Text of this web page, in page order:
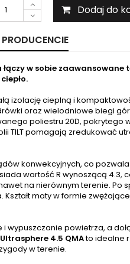
Dodaj do
w sobie zaawansowane
izolację cieplną i
oraz wielodniowe biegi
poliestru 20D, pokrytego
TILT pomagają zredukować
konwekcyjnych, co
wartość R wynoszącą 4.3,
na nierównym terenie. Po
maty w formie
wypuszczanie powietrza, a
4.5 QMAto idealne
w terenie.